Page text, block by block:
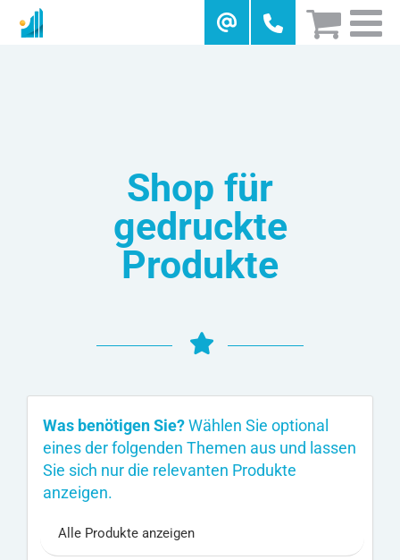
Shop für
gedruckte
Produkte
Was benötigen Sie?Wählen Sie optional
eines der folgenden Themen aus und lassen
Sie sich nur die relevanten Produkte
anzeigen.
Alle Produkte anzeigen